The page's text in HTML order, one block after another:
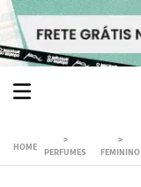
PERFUMES FEMININO